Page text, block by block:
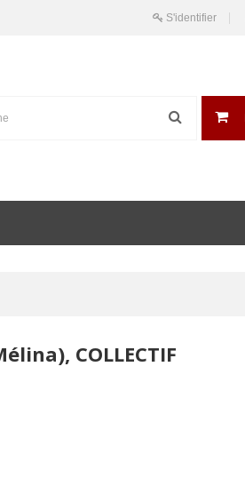
S'identifier
COLLECTIF